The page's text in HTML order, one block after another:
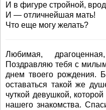
И в фигуре стройной,
И — отличнейшая мать!
Что еще могу желать?
Любимая,
Поздравляю тебя с
днем твоего рождения.
оставаться такой же
чуткой девушкой,
нашего знакомства.